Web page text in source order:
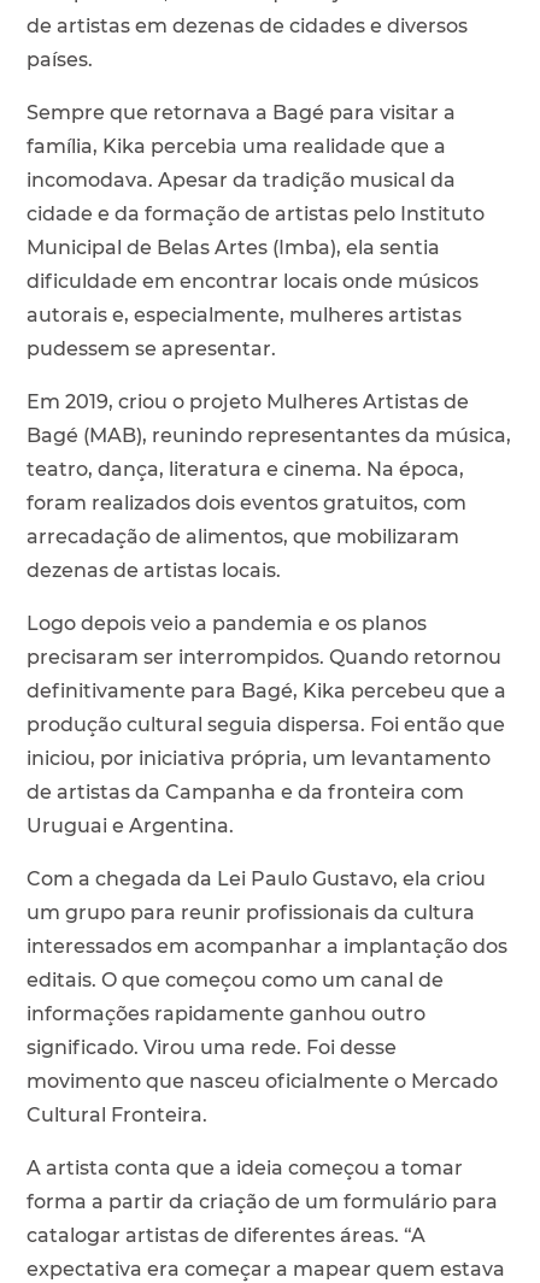
de artistas em dezenas de cidades e diversos
países.
Sempre que retornava a Bagé para visitar a
família, Kika percebia uma realidade que a
incomodava. Apesar da tradição musical da
cidade e da formação de artistas pelo Instituto
Municipal de Belas Artes (Imba), ela sentia
dificuldade em encontrar locais onde músicos
autorais e, especialmente, mulheres artistas
pudessem se apresentar.
Em 2019, criou o projeto Mulheres Artistas de
Bagé (MAB), reunindo representantes da música,
teatro, dança, literatura e cinema. Na época,
foram realizados dois eventos gratuitos, com
arrecadação de alimentos, que mobilizaram
dezenas de artistas locais.
Logo depois veio a pandemia e os planos
precisaram ser interrompidos. Quando retornou
definitivamente para Bagé, Kika percebeu que a
produção cultural seguia dispersa. Foi então que
iniciou, por iniciativa própria, um levantamento
de artistas da Campanha e da fronteira com
Uruguai e Argentina.
Com a chegada da Lei Paulo Gustavo, ela criou
um grupo para reunir profissionais da cultura
interessados em acompanhar a implantação dos
editais. O que começou como um canal de
informações rapidamente ganhou outro
significado. Virou uma rede. Foi desse
movimento que nasceu oficialmente o Mercado
Cultural Fronteira.
A artista conta que a ideia começou a tomar
forma a partir da criação de um formulário para
catalogar artistas de diferentes áreas. “A
expectativa era começar a mapear quem estava